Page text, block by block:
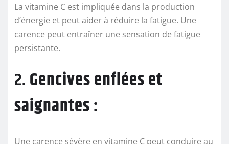
La vitamine C est impliquée dans la production
d’énergie et peut aider à réduire la fatigue. Une
carence peut entraîner une sensation de fatigue
persistante.
2.Gencives enflées et
saignantes :
Une carence sévère en vitamine C peut conduire au